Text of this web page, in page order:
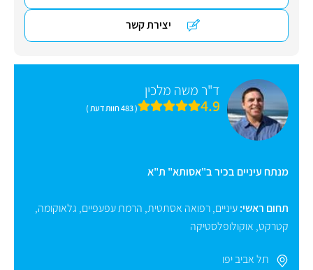
יצירת קשר
ד"ר משה מלכין
4.9 ( 483 חוות דעת )
מנתח עיניים בכיר ב"אסותא" ת"א
תחום ראשי:עיניים,רפואה אסתטית, הרמת עפעפיים, גלאוקומה,
קטרקט, אוקולופלסטיקה
תל אביב יפו